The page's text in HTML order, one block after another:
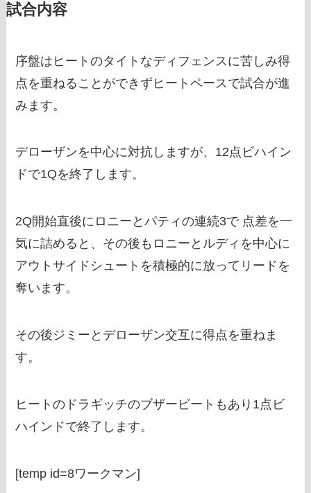
試合内容
序盤はヒートのタイトなディフェンスに苦しみ得
点を重ねることができずヒートペースで試合が進
みます。
デローザンを中心に対抗しますが、12点ビハイン
ドで1Qを終了します。
2Q開始直後にロニーとパティの連続3で 点差を一
気に詰めると、その後もロニーとルディを中心に
アウトサイドシュートを積極的に放ってリードを
奪います。
その後ジミーとデローザン交互に得点を重ねま
す。
ヒートのドラギッチのブザービートもあり1点ビ
ハインドで終了します。
[temp id=8ワークマン]